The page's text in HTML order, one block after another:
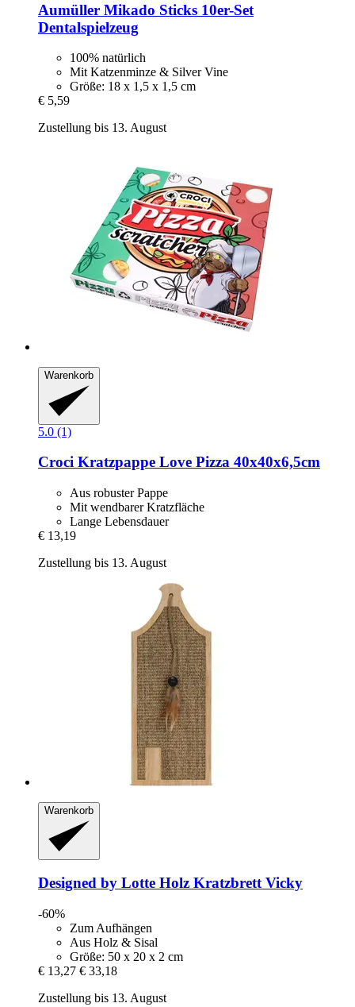
Aumüller Mikado Sticks 10er-​Set
Dentalspielzeug
100% natürlich
Mit Katzenminze & Silver Vine
Größe: 18 x 1,5 x 1,5 cm
€ 5,59
Zustellung bis 13. August
Warenkorb
5.0 (1)
Croci Kratzpappe Love Pizza 40x40x6,5cm
Aus robuster Pappe
Mit wendbarer Kratzfläche
Lange Lebensdauer
€ 13,19
Zustellung bis 13. August
Warenkorb
Designed by Lotte Holz Kratzbrett Vicky
-60%
Zum Aufhängen
Aus Holz & Sisal
Größe: 50 x 20 x 2 cm
€ 13,27 € 33,18
Zustellung bis 13. August